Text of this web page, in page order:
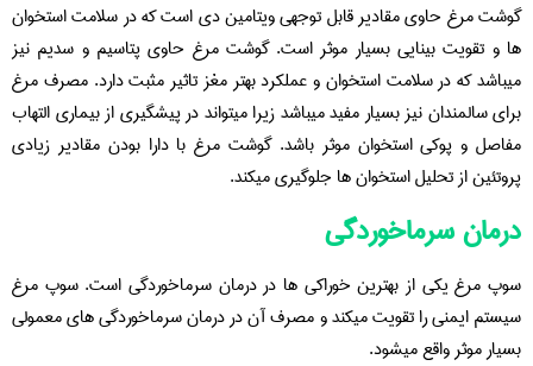
گوشت مرغ حاوی مقادیر قابل توجهی ویتامین دی است که در سلامت استخوان
ها و تقویت بینایی بسیار موثر است. گوشت مرغ حاوی پتاسیم و سدیم نیز
میباشد که در سلامت استخوان و عملکرد بهتر مغز تاثیر مثبت دارد. مصرف مرغ
برای سالمندان نیز بسیار مفید میباشد زیرا میتواند در پیشگیری از بیماری التهاب
مفاصل و پوکی استخوان موثر باشد. گوشت مرغ با دارا بودن مقادیر زیادی
پروتئین از تحلیل استخوان ها جلوگیری میکند.
درمان سرماخوردگی
سوپ مرغ یکی از بهترین خوراکی ها در درمان سرماخوردگی است. سوپ مرغ
سیستم ایمنی را تقویت میکند و مصرف آن در درمان سرماخوردگی های معمولی
بسیار موثر واقع میشود.